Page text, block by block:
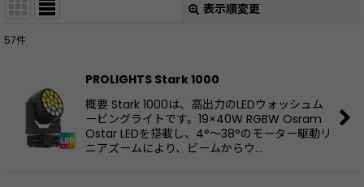
表示順変更
並び順:
絞り込む
57件
PROLIGHTS Stark 1000
概要 Stark 1000は、高出力のLEDウォッシュム
ービングライトです。19×40W RGBW Osram
Ostar LEDを搭載し、4°〜38°のモーター駆動リ
ニアズームにより、ビームからウ…